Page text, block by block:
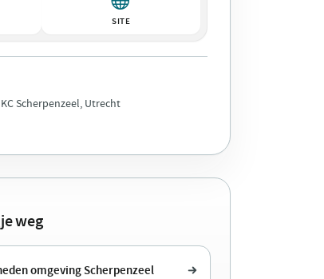
SITE
Scherpenzeel, Utrecht
weg
omgeving Scherpenzeel